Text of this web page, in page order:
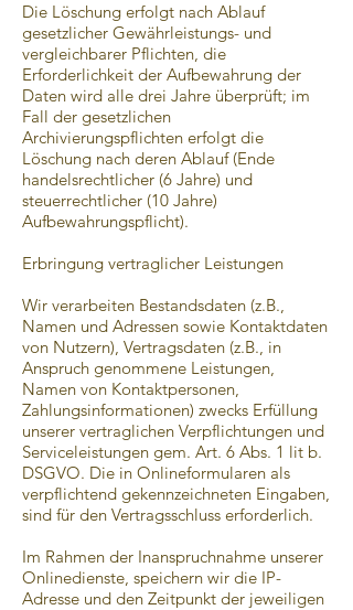
Die Löschung erfolgt nach Ablauf
gesetzlicher Gewährleistungs- und
vergleichbarer Pflichten, die
Erforderlichkeit der Aufbewahrung der
Daten wird alle drei Jahre überprüft; im
Fall der gesetzlichen
Archivierungspflichten erfolgt die
Löschung nach deren Ablauf (Ende
handelsrechtlicher (6 Jahre) und
steuerrechtlicher (10 Jahre)
Aufbewahrungspflicht).
Erbringung vertraglicher Leistungen
Wir verarbeiten Bestandsdaten (z.B.,
Namen und Adressen sowie Kontaktdaten
von Nutzern), Vertragsdaten (z.B., in
Anspruch genommene Leistungen,
Namen von Kontaktpersonen,
Zahlungsinformationen) zwecks Erfüllung
unserer vertraglichen Verpflichtungen und
Serviceleistungen gem. Art. 6 Abs. 1 lit b.
DSGVO. Die in Onlineformularen als
verpflichtend gekennzeichneten Eingaben,
sind für den Vertragsschluss erforderlich.
Im Rahmen der Inanspruchnahme unserer
Onlinedienste, speichern wir die IP-
Adresse und den Zeitpunkt der jeweiligen